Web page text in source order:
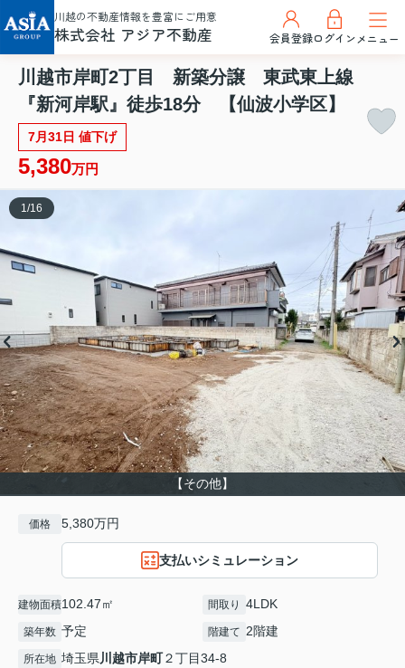
川越の不動産情報を豊富にご用意
株式会社 アジア不動産 会員登録ログインメニュー
川越市岸町2丁目 新築分譲 東武東上線
『新河岸駅』徒歩18分 【仙波小学区】
7月31日 値下げ
5,380万円
【その他】
1 /16
価格 5,380万円
支払いシミュレーション
建物面積102.47㎡ 間取り 4LDK
築年数 予定 階建て 2階建
所在地 埼玉県川越市岸町２丁目34-8